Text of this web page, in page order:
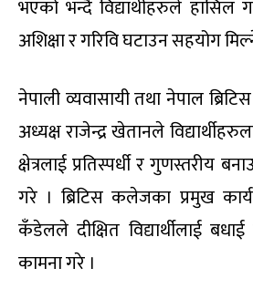
भएको भन्दै विद्यार्थीहरुले हासिल
अशिक्षा र गरिवि घटाउन सहयोग
नेपाली व्यवासायी तथा नेपाल
अध्यक्ष राजेन्द्र खेतानले
क्षेत्रलाई प्रतिस्पर्धी र गुणस्तरीय
गरे । ब्रिटिस कलेजका प्रमुख
कँडेलले दीक्षित विद्यार्थीलाई
कामना गरे ।